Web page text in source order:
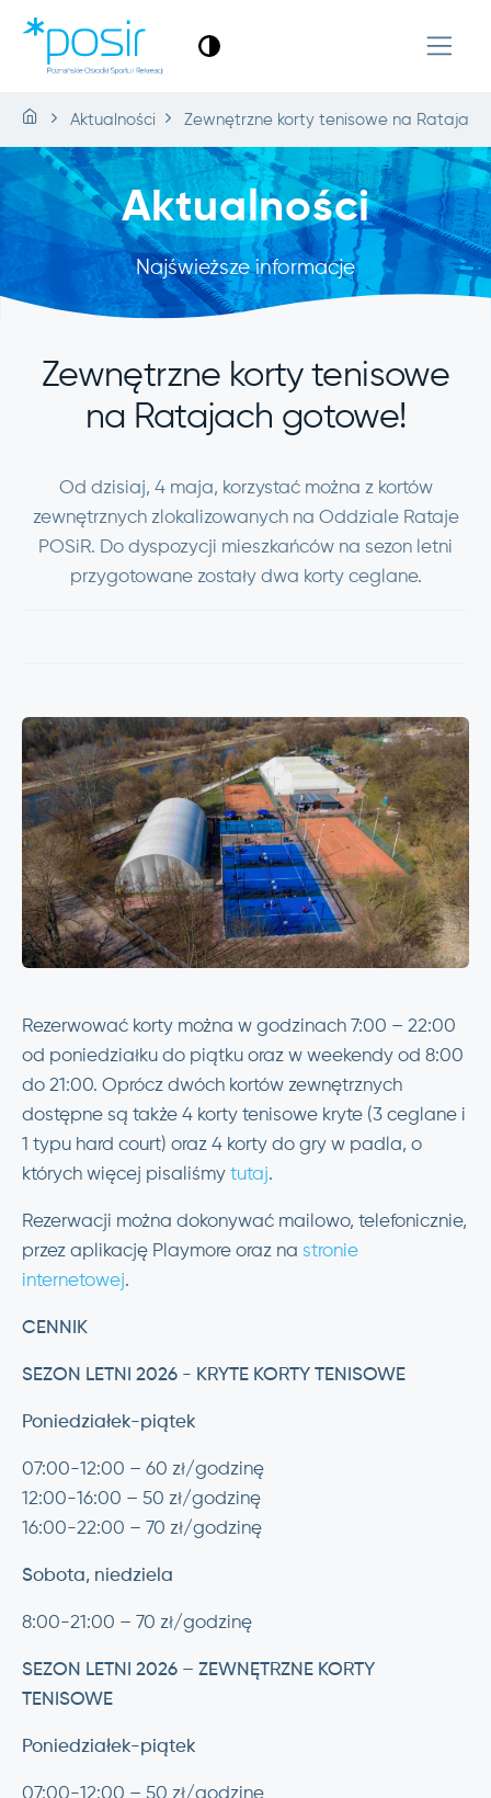
Aktualności Zewnętrzne korty tenisowe na
Aktualności
Najświeższe informacje
Zewnętrzne korty tenisowe
na Ratajach gotowe!
Od dzisiaj, 4 maja, korzystać można z kortów
zewnętrznych zlokalizowanych na Oddziale Rataje
POSiR. Do dyspozycji mieszkańców na sezon letni
przygotowane zostały dwa korty ceglane.
Rezerwować korty można w godzinach 7:00 – 22:00
od poniedziałku do piątku oraz w weekendy od 8:00
do 21:00. Oprócz dwóch kortów zewnętrznych
dostępne są także 4 korty tenisowe kryte (3 ceglane i
1 typu hard court) oraz 4 korty do gry w padla, o
których więcej pisaliśmy tutaj.
Rezerwacji można dokonywać mailowo, telefonicznie,
przez aplikację Playmore oraz na stronie
internetowej.
CENNIK
SEZON LETNI 2026 - KRYTE KORTY TENISOWE
Poniedziałek-piątek
07:00-12:00 – 60 zł/godzinę
12:00-16:00 – 50 zł/godzinę
16:00-22:00 – 70 zł/godzinę
Sobota, niedziela
8:00-21:00 – 70 zł/godzinę
SEZON LETNI 2026 – ZEWNĘTRZNE KORTY
TENISOWE
Poniedziałek-piątek
07:00-12:00 – 50 zł/godzinę